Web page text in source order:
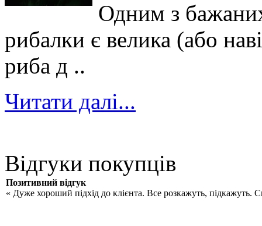
Одним з
рибалки є велика (або
риба д ..
Читати далі...
Відгуки покупців
Позитивний відгук
« Дуже хороший підхід до клієнта. Все розкажуть, підкажуть.